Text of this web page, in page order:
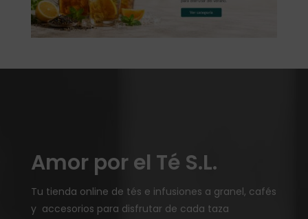
Amor por el Té S.L.
Tu tienda online de tés e infusiones a granel, cafés
y accesorios para disfrutar de cada taza